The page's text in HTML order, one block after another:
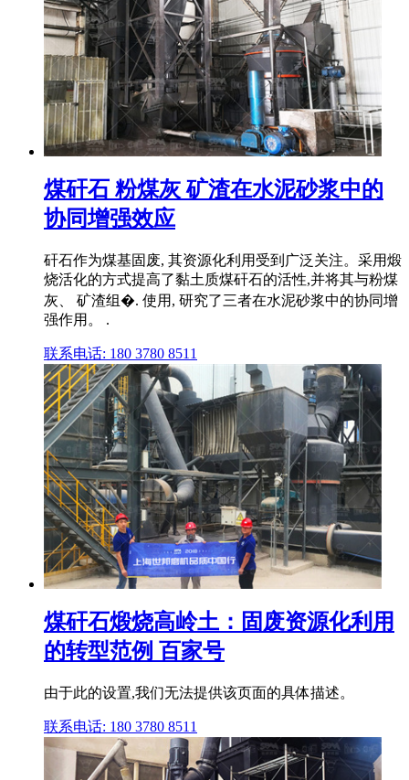
煤矸石 粉煤灰 矿渣在水泥砂浆中的
协同增强效应
矸石作为煤基固废, 其资源化利用受到广泛关注。采用煅
烧活化的方式提高了黏土质煤矸石的活性,并将其与粉煤
灰、 矿渣组�. 使用, 研究了三者在水泥砂浆中的协同增
强作用。 .
联系电话: 180 3780 8511
煤矸石煅烧高岭土：固废资源化利用
的转型范例 百家号
由于此的设置,我们无法提供该页面的具体描述。
联系电话: 180 3780 8511